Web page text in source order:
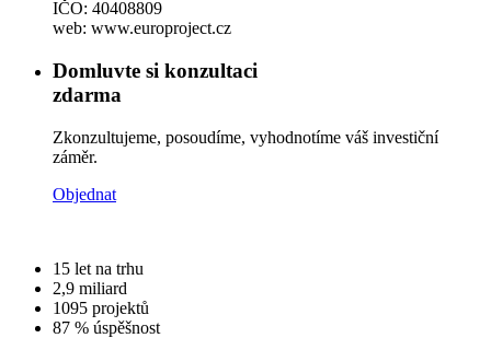
IČO: 40408809
web: www.europroject.cz
Domluvte si konzultaci
zdarma
Zkonzultujeme, posoudíme, vyhodnotíme váš investiční
záměr.
Objednat
15 let na trhu
2,9 miliard
1095 projektů
87 % úspěšnost